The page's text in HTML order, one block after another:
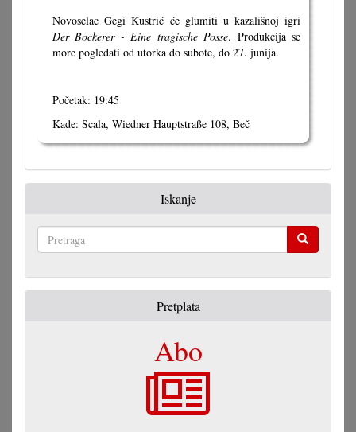
Novoselac Gegi Kustrić će glumiti u kazališnoj igri
Der Bockerer - Eine tragische Posse. Produkcija se
more pogledati od utorka do subote, do 27. junija.
Početak: 19:45
Kade: Scala, Wiedner Hauptstraße 108, Beč
Iskanje
Pretplata
Abo